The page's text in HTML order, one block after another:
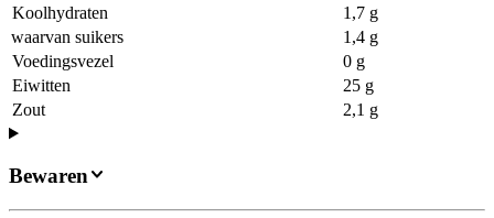
Koolhydraten
1,7 g
waarvan suikers
1,4 g
Voedingsvezel
0 g
Eiwitten
25 g
Zout
2,1 g
Bewaren